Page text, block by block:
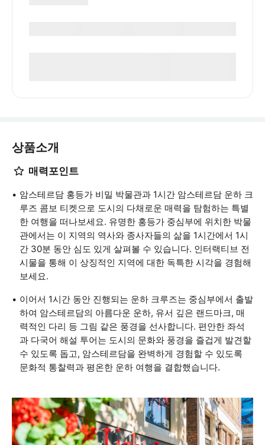
상품소개
매력포인트
암스테르담 홍등가 비밀 박물관과 1시간 암스테르담 운하 크
루즈 콤보 티켓으로 도시의 다채로운 매력을 탐험하는 특별
한 여행을 떠나보세요. 유명한 홍등가 중심부에 위치한 박물
관에서는 이 지역의 역사와 종사자들의 삶을 1시간에서 1시
간 30분 동안 심도 있게 살펴볼 수 있습니다. 인터랙티브 전
시물을 통해 이 상징적인 지역에 대한 독특한 시각을 경험해
보세요.
이어서 1시간 동안 진행되는 운하 크루즈는 중심부에서 출발
하여 암스테르담의 아름다운 운하, 유서 깊은 랜드마크, 매
력적인 다리 등 그림 같은 풍경을 선사합니다. 편안한 좌석
과 다국어 해설 투어는 도시의 문화와 풍경을 즐겁게 발견할
수 있도록 돕고, 암스테르담을 완벽하게 경험할 수 있도록
문화적 통찰력과 평온한 운하 여행을 결합했습니다.